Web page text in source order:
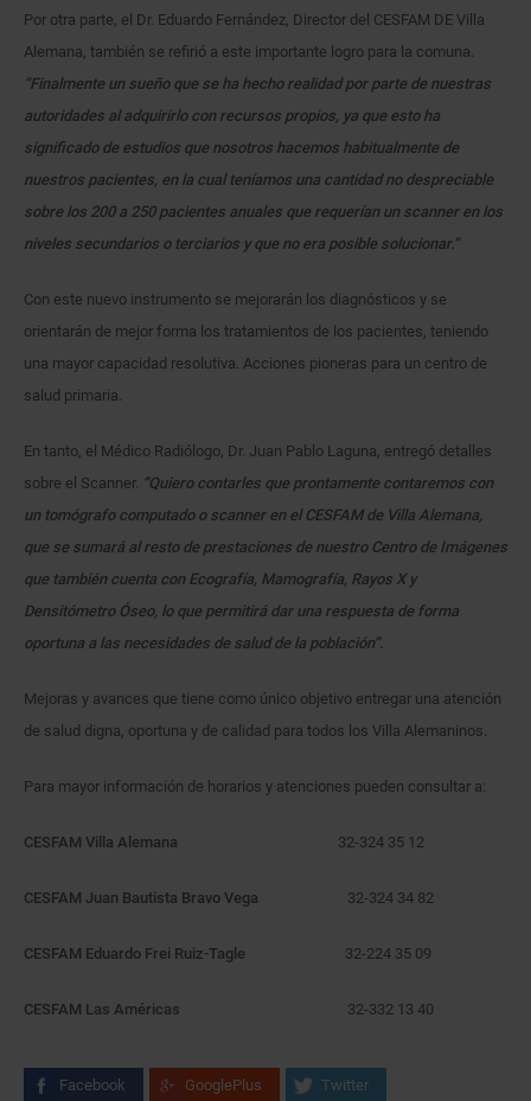
Por otra parte, el Dr. Eduardo Fernández, Director del CESFAM DE Villa
Alemana, también se refirió a este importante logro para la comuna.
“Finalmente un sueño que se ha hecho realidad por parte de nuestras
autoridades al adquirirlo con recursos propios, ya que esto ha
significado de estudios que nosotros hacemos habitualmente de
nuestros pacientes, en la cual teníamos una cantidad no despreciable
sobre los 200 a 250 pacientes anuales que requerían un scanner en los
niveles secundarios o terciarios y que no era posible solucionar.”
Con este nuevo instrumento se mejorarán los diagnósticos y se
orientarán de mejor forma los tratamientos de los pacientes, teniendo
una mayor capacidad resolutiva. Acciones pioneras para un centro de
salud primaria.
En tanto, el Médico Radiólogo, Dr. Juan Pablo Laguna, entregó detalles
sobre el Scanner. “Quiero contarles que prontamente contaremos con
un tomógrafo computado o scanner en el CESFAM de Villa Alemana,
que se sumará al resto de prestaciones de nuestro Centro de Imágenes
que también cuenta con Ecografía, Mamografía, Rayos X y
Densitómetro Óseo, lo que permitirá dar una respuesta de forma
oportuna a las necesidades de salud de la población”.
Mejoras y avances que tiene como único objetivo entregar una atención
de salud digna, oportuna y de calidad para todos los Villa Alemaninos.
Para mayor información de horarios y atenciones pueden consultar a:
CESFAM Villa Alemana 32-324 35 12
CESFAM Juan Bautista Bravo Vega 32-324 34 82
CESFAM Eduardo Frei Ruiz-Tagle 32-224 35 09
CESFAM Las Américas 32-332 13 40
Facebook GooglePlus Twitter